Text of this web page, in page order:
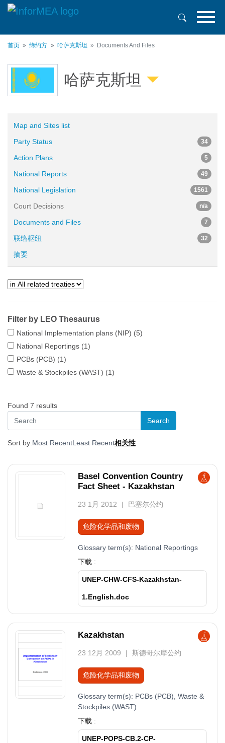
主
首页 缔约方 哈萨克斯坦 Documents And Files
哈萨克斯坦
Found 7 results
Sort by:Most RecentLeast Recent相关性
Basel Convention Country
Fact Sheet - Kazakhstan
23 1月 2012 巴塞尔公约
危险化学品和废物
Glossary term(s): National Reportings
下载 :
UNEP-CHW-CFS-Kazakhstan-
1.English.doc
Kazakhstan
23 12月 2009 斯德哥尔摩公约
危险化学品和废物
Glossary term(s): PCBs (PCB), Waste &
Stockpiles (WAST)
下载 :
UNEP-POPS-CB.2-CP-
Map and Sites list
Party Status
34
Action Plans 5
National Reports 49
National Legislation 1561
Court Decisions n/a
Documents and Files 7
联络枢纽 32
摘要
Filter by LEO Thesaurus
National Implementation plans (NIP) (5)
National Reportings (1)
PCBs (PCB) (1)
Waste & Stockpiles (WAST) (1)